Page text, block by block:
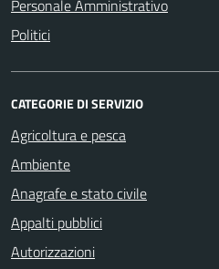
Personale Amministrativo
Politici
CATEGORIE DI SERVIZIO
Agricoltura e pesca
Ambiente
Anagrafe e stato civile
Appalti pubblici
Autorizzazioni